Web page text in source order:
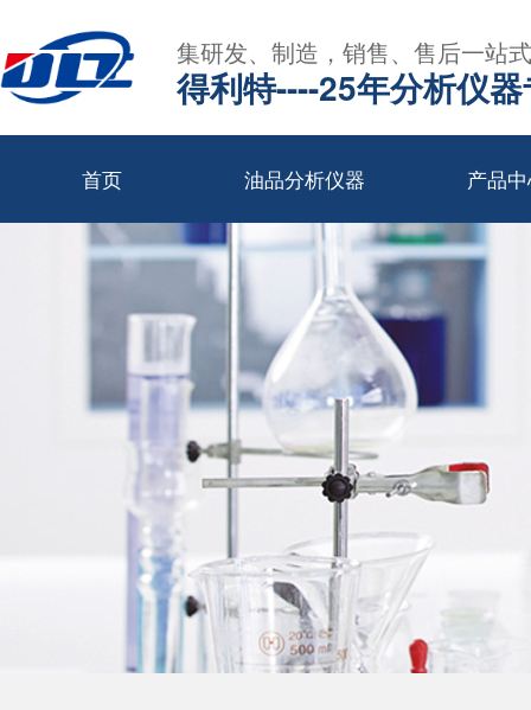
集研发、制造，销售、售后一站
得利特----25年分析仪
首页 油品分析仪器 产品